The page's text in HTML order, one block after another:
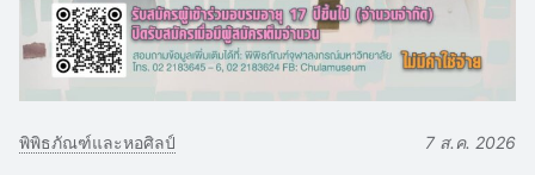
พิพิธภัณฑ์และหอศิลป์ 7 ส.ค. 2026